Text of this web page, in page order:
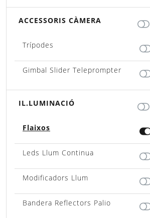
ACCESSORIS CÀMERA
Trípodes
Gimbal Slider Teleprompter
IL.LUMINACIÓ
Flaixos
Leds Llum Continua
Modificadors Llum
Bandera Reflectors Palio